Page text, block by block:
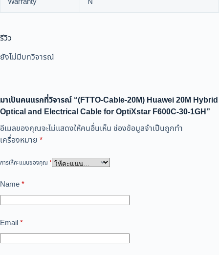
รีวิว
ยังไม่มีบทวิจารณ์
มาเป็นคนแรกที่วิจารณ์ “(FTTO-Cable-20M) Huawei 20M Hybrid
Optical and Electrical Cable for OptiXstar F600C-30-1GH”
อีเมลของคุณจะไม่แสดงให้คนอื่นเห็น ช่องข้อมูลจำเป็นถูกทำ
เครื่องหมาย *
การให้คะแนนของคุณ *
Name*
Email*